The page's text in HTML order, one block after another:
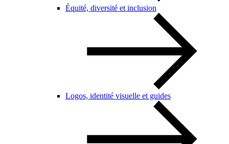
Équité, diversité et inclusion
Logos, identité visuelle et guides